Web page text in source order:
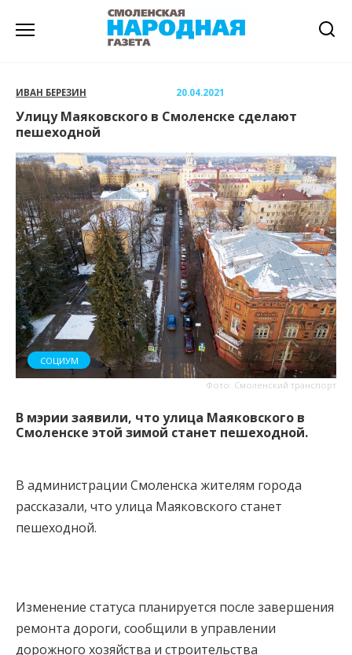
ИВАН БЕРЕЗИН 20.04.2021
Улицу Маяковского в Смоленске сделают
пешеходной
Фото: Смоленский транспорт
СОЦИУМ
В мэрии заявили, что улица Маяковского в
Смоленске этой зимой станет пешеходной.
В администрации Смоленска жителям города
рассказали, что улица Маяковского станет
пешеходной.
Изменение статуса планируется после завершения
ремонта дороги, сообщили в управлении
дорожного хозяйства и строительства